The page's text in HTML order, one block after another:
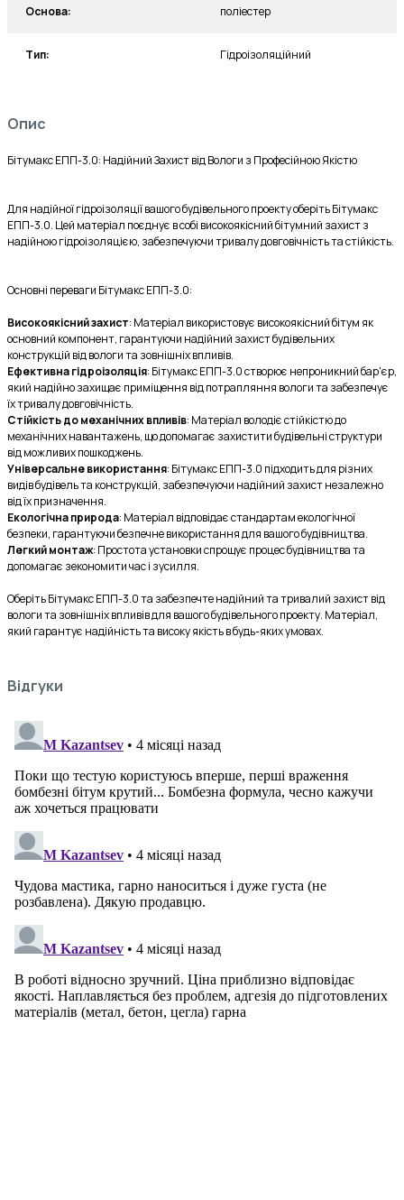
Основа: поліестер
Тип: Гідроізоляційний
Опис
Бітумакс ЕПП-3.0: Надійний Захист від Вологи з Професійною Якістю
Для надійної гідроізоляції вашого будівельного проекту оберіть Бітумакс
ЕПП-3.0. Цей матеріал поєднує в собі високоякісний бітумний захист з
надійною гідроізоляцією, забезпечуючи тривалу довговічність та стійкість.
Основні переваги Бітумакс ЕПП-3.0:
Високоякісний захист: Матеріал використовує високоякісний бітум як
основний компонент, гарантуючи надійний захист будівельних
конструкцій від вологи та зовнішніх впливів.
Ефективна гідроізоляція: Бітумакс ЕПП-3.0 створює непроникний бар'єр,
який надійно захищає приміщення від потрапляння вологи та забезпечує
їх тривалу довговічність.
Стійкість до механічних впливів: Матеріал володіє стійкістю до
механічних навантажень, що допомагає захистити будівельні структури
від можливих пошкоджень.
Універсальне використання: Бітумакс ЕПП-3.0 підходить для різних
видів будівель та конструкцій, забезпечуючи надійний захист незалежно
від їх призначення.
Екологічна природа: Матеріал відповідає стандартам екологічної
безпеки, гарантуючи безпечне використання для вашого будівництва.
Легкий монтаж: Простота установки спрощує процес будівництва та
допомагає зекономити час і зусилля.
Оберіть Бітумакс ЕПП-3.0 та забезпечте надійний та тривалий захист від
вологи та зовнішніх впливів для вашого будівельного проекту. Матеріал,
який гарантує надійність та високу якість в будь-яких умовах.
Відгуки